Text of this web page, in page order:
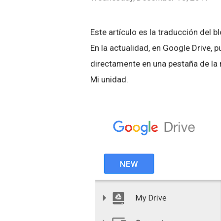
Este artículo es la traducción del
En la actualidad, en Google Drive,
directamente en una pestaña de
Mi unidad.